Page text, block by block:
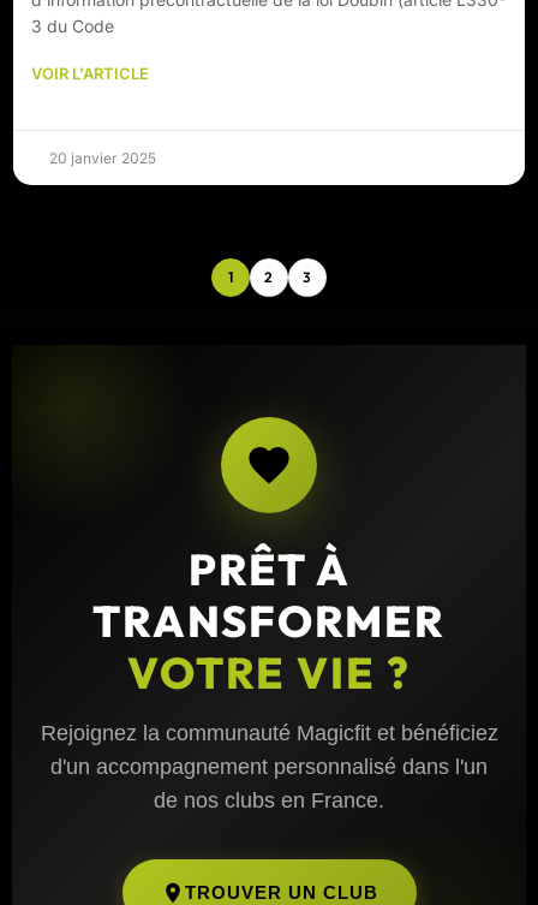
3 du Code
VOIR L'ARTICLE
20 janvier 2025
1 2 3
PRÊT À
TRANSFORMER
VOTRE VIE ?
Rejoignez la communauté Magicfit et bénéficiez
d'un accompagnement personnalisé dans l'un
de nos clubs en France.
TROUVER UN CLUB